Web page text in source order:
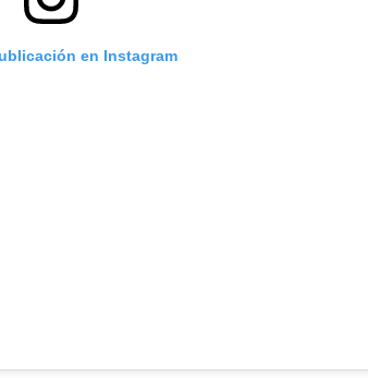
en Instagram